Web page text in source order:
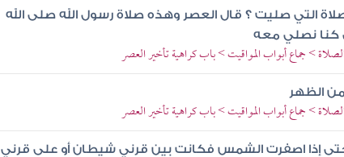
التي صليت ؟ قال العصر وهذه صلاة رسول الله صلى الله
كنا نصلي معه
> جماع أبواب المواقيت > باب كراهية تأخير العصر
الظهر
> جماع أبواب المواقيت > باب كراهية تأخير العصر
إذا اصفرت الشمس فكانت بين قرني شيطان أو على قرني